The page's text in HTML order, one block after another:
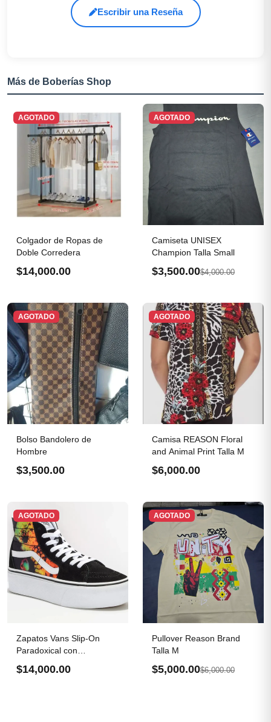
Escribir una Reseña
Más de Boberías Shop
AGOTADO
Colgador de Ropas de
Doble Corredera
$14,000.00
AGOTADO
Camiseta UNISEX
Champion Talla Small
$3,500.00$4,000.00
AGOTADO
Bolso Bandolero de
Hombre
$3,500.00
AGOTADO
Camisa REASON Floral
and Animal Print Talla M
$6,000.00
AGOTADO
Zapatos Vans Slip-On
Paradoxical con
$14,000.00
AGOTADO
Pullover Reason Brand
Talla M
$5,000.00$6,000.00